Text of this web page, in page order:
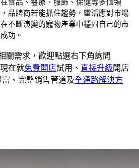
食品、醫療、服飾、保健等多個領
品牌商若能抓住趨勢，靈活應對市場
不斷演變的寵物產業中穩固自己的市
功。
關需求，歡迎點選右下角詢問
在就免費開店試用、 直接升級開店
富、完整銷售管道及全通路解決方